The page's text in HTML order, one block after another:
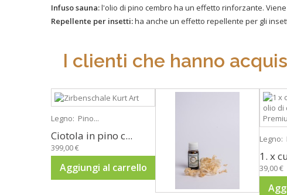
Infuso sauna:l'olio di pino cembro ha un effetto rinforzante.
Repellente per insetti:ha anche un effetto repellente per gli
I clienti che hanno
Legno: Pino...
Ciotola in pino c...
399,00 €
Aggiungi al carrello
Legno:
1. x
39,00 €